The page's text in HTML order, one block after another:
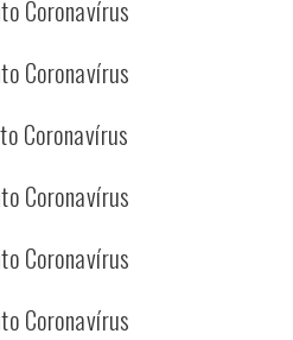
Coronavírus
Coronavírus
Coronavírus
Coronavírus
Coronavírus
Coronavírus